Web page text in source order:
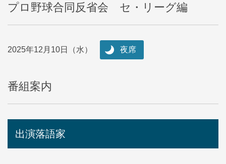
プロ野球合同反省会 セ・リーグ編
2025年12月10日（水） 夜席
番組案内
出演落語家